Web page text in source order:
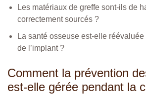
Les matériaux de greffe sont-ils de
correctement sourcés ?
La santé osseuse est-elle
de l’implant ?
Comment la prévention
est-elle gérée pendant la